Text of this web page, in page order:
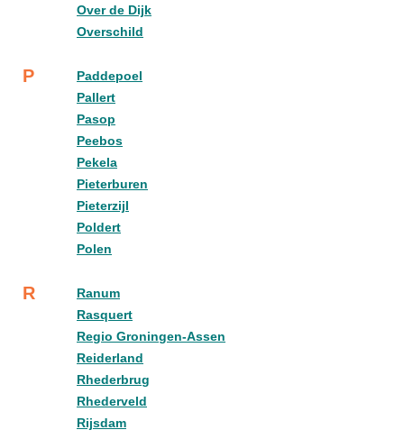
Over de Dijk
Overschild
P
Paddepoel
Pallert
Pasop
Peebos
Pekela
Pieterburen
Pieterzijl
Poldert
Polen
R
Ranum
Rasquert
Regio Groningen-Assen
Reiderland
Rhederbrug
Rhederveld
Rijsdam